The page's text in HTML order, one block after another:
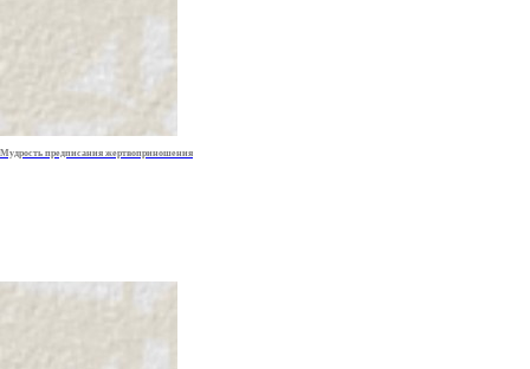
Мудрость предписания жертвоприношения